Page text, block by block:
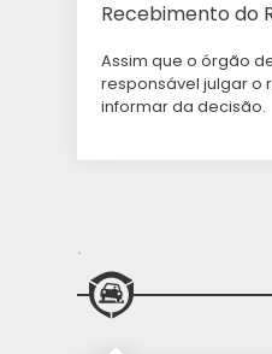
Recebimento do
Assim que o órgão
responsável julgar o
informar da decisão.
.